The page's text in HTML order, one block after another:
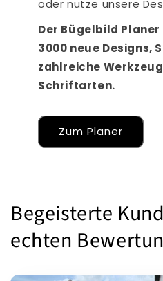
oder nutze unsere
Der Bügelbild
3000 neue Designs,
zahlreiche
Schriftarten.
Zum Planer
Begeisterte
echten